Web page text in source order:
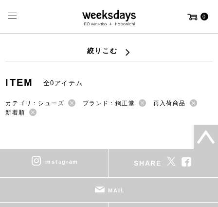
0
絞りこむ
ITEM 全0アイテム
カテゴリ：シューズ ブランド：鋼正堂
再入荷商品
新着順
instagram SHARE
MAIL